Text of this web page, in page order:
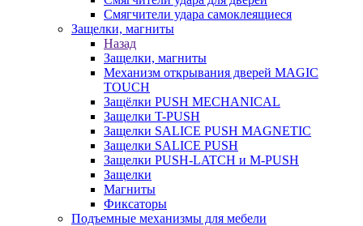
Cмягчители удара самоклеящиеся
Защелки, магниты
Назад
Защелки, магниты
Механизм открывания дверей MAGIC
TOUCH
Защёлки PUSH MECHANICAL
Защелки T-PUSH
Защелки SALICE PUSH MAGNETIC
Защелки SALICE PUSH
Защелки PUSH-LATCH и M-PUSH
Защелки
Магниты
Фиксаторы
Подъемные механизмы для мебели